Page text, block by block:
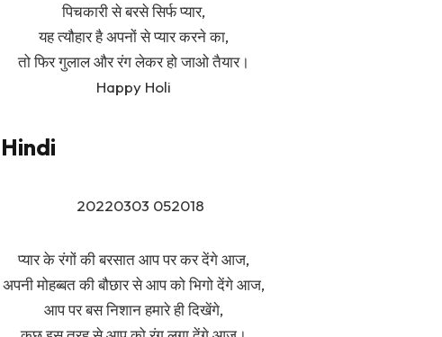
पिचकारी से बरसे सिर्फ प्यार,
यह त्यौहार है अपनों से प्यार करने का,
तो फिर गुलाल और रंग लेकर हो जाओ तैयार।
Happy Holi
प्यार के रंगों की बरसात आप पर कर देंगे आज,
अपनी मोहब्बत की बौछार से आप को भिगो देंगे आज,
आप पर बस निशान हमारे ही दिखेंगे,